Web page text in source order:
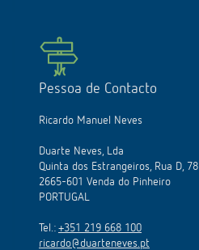
Pessoa de Contacto
Ricardo Manuel Neves
Duarte Neves, Lda
Quinta dos Estrangeiros, Rua D, 78
2665-601 Venda do Pinheiro
PORTUGAL
Tel.: +351 219 668 100
ricardo@duarteneves.pt